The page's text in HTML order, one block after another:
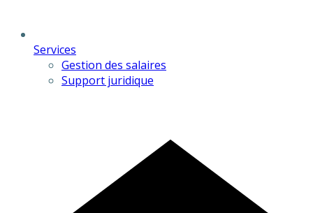
Services
Gestion des salaires
Support juridique